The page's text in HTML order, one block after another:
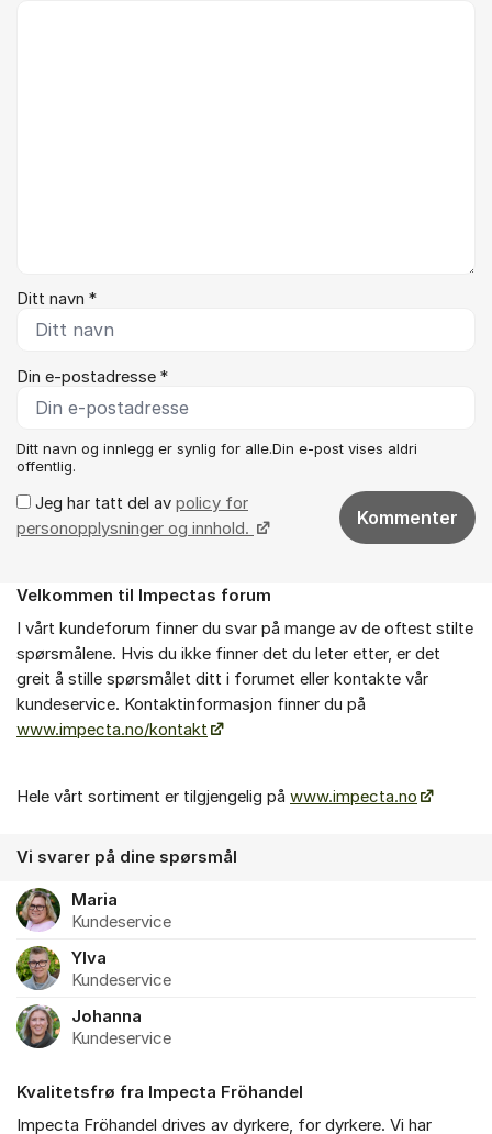
Ditt navn *
Din e-postadresse *
Ditt navn og innlegg er synlig for alle.Din e-post vises aldri
offentlig.
Jeg har tatt del av policy for
personopplysninger og innhold.
Kommenter
Om forumet
Velkommen til Impectas forum
I vårt kundeforum finner du svar på mange av de oftest stilte
spørsmålene. Hvis du ikke finner det du leter etter, er det
greit å stille spørsmålet ditt i forumet eller kontakte vår
kundeservice. Kontaktinformasjon finner du på
www.impecta.no/kontakt
Hele vårt sortiment er tilgjengelig på www.impecta.no
Vi svarer på dine spørsmål
Maria
Kundeservice
Ylva
Kundeservice
Johanna
Kundeservice
Kvalitetsfrø fra Impecta Fröhandel
Impecta Fröhandel drives av dyrkere, for dyrkere. Vi har